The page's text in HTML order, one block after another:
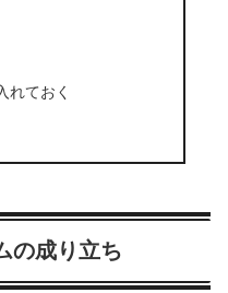
れておく
の成り立ち